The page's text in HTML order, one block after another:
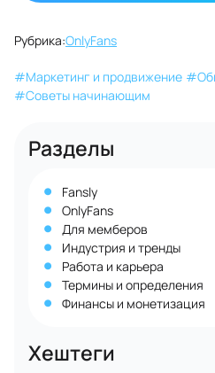
Рубрика:OnlyFans
#Маркетинг и продвижение #
#Советы начинающим
Разделы
Fansly
OnlyFans
Для мемберов
Индустрия и тренды
Работа и карьера
Термины и определения
Финансы и монетизация
Хештеги